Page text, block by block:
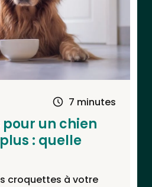
7 minutes
un chien
: quelle
croquettes à votre